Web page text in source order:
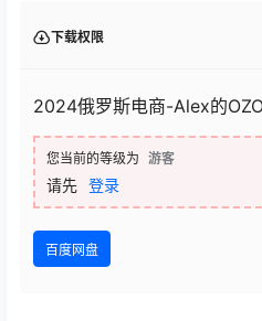
下载权限
2024俄罗斯电商-Alex的
您当前的等级为 游客
请先 登录
百度网盘